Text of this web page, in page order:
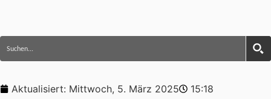
Aktualisiert: Mittwoch, 5. März 2025 15:18